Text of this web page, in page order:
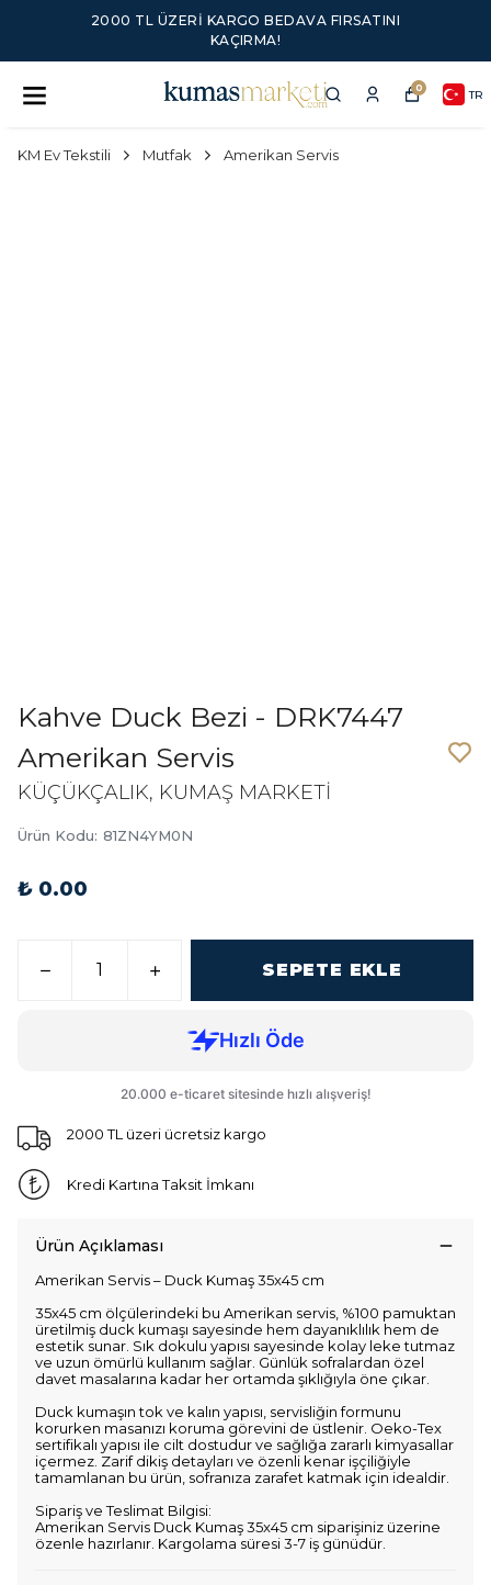
2000 TL ÜZERI KARGO BEDAVA FIRSATINI
KAÇIRMA!
0 TR
KM Ev Tekstili Mutfak Amerikan Servis
Kahve Duck Bezi - DRK7447
Amerikan Servis
KÜÇÜKÇALIK, KUMAŞ MARKETİ
Ürün Kodu: 81ZN4YM0N
₺ 0.00
SEPETE EKLE
2000 TL üzeri ücretsiz kargo
Kredi Kartına Taksit İmkanı
Ürün Açıklaması
Amerikan Servis – Duck Kumaş 35x45 cm
35x45 cm ölçülerindeki bu Amerikan servis, %100 pamuktan
üretilmiş duck kumaşı sayesinde hem dayanıklılık hem de
estetik sunar. Sık dokulu yapısı sayesinde kolay leke tutmaz
ve uzun ömürlü kullanım sağlar. Günlük sofralardan özel
davet masalarına kadar her ortamda şıklığıyla öne çıkar.
Duck kumaşın tok ve kalın yapısı, servisliğin formunu
korurken masanızı koruma görevini de üstlenir. Oeko-Tex
sertifikalı yapısı ile cilt dostudur ve sağlığa zararlı kimyasallar
içermez. Zarif dikiş detayları ve özenli kenar işçiliğiyle
tamamlanan bu ürün, sofranıza zarafet katmak için idealdir.
Sipariş ve Teslimat Bilgisi:
Amerikan Servis Duck Kumaş 35x45 cm siparişiniz üzerine
özenle hazırlanır. Kargolama süresi 3-7 iş günüdür.